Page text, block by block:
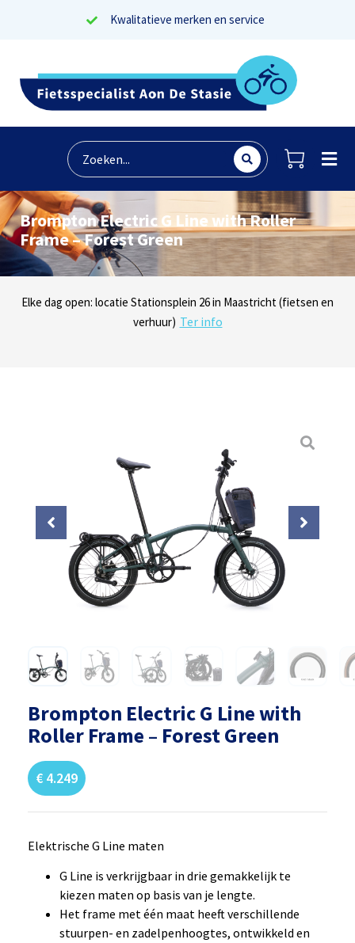
Kwalitatieve merken en service
Brompton Electric G Line with Roller
Frame – Forest Green
Dinsdag t/m zaterdag geopen: locaties Sphinxlunet 1 in Maastricht
(e-bikes) en Maaseikersteenweg 183 in Lanaken (fietsen en e-
Elke dag open: locatie Stationsplein 26 in Maastricht (fietsen en
verhuur) Ter info
Onze missie? Tevreden klanten! Lees reviews
Brompton Electric G Line with
Roller Frame – Forest Green
€ 4.249
Elektrische G Line maten
G Line is verkrijgbaar in drie gemakkelijk te
kiezen maten op basis van je lengte.
Het frame met één maat heeft verschillende
stuurpen- en zadelpenhoogtes, ontwikkeld en